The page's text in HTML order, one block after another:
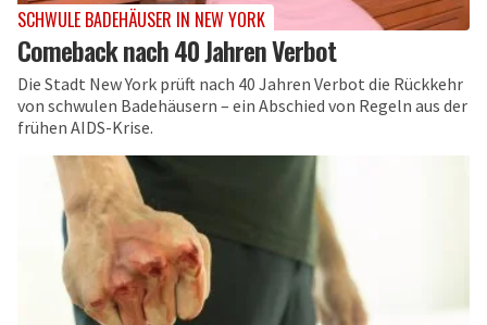
SCHWULE BADEHÄUSER IN NEW YORK
Comeback nach 40 Jahren Verbot
Die Stadt New York prüft nach 40 Jahren Verbot die Rückkehr
von schwulen Badehäusern – ein Abschied von Regeln aus der
frühen AIDS-Krise.